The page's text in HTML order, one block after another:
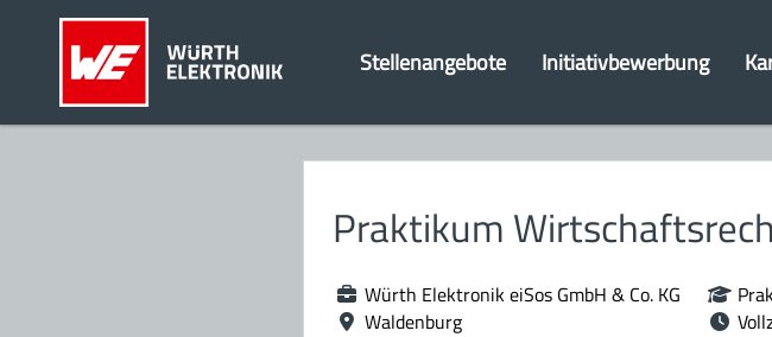
Stellenangebote Initiativbewerbung
Praktikum
Würth Elektronik eiSos GmbH & Co. KG
Waldenburg